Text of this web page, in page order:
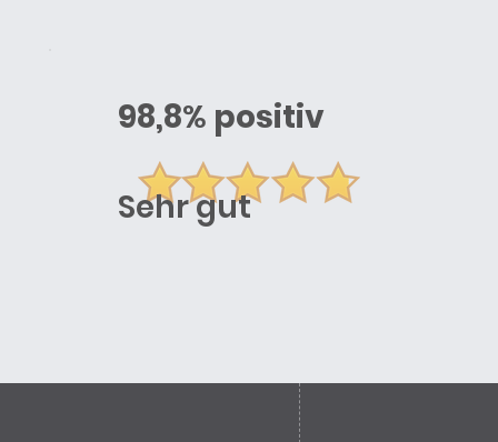
98,8% positiv
Sehr gut